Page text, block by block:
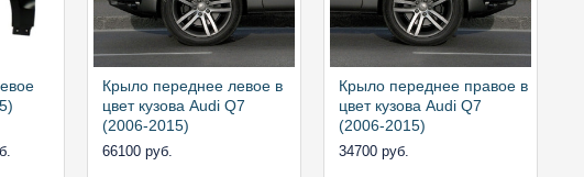
Крыло переднее левое в
цвет кузова Audi Q7
(2006-2015)
66100 руб.
Крыло переднее правое в
цвет кузова Audi Q7
(2006-2015)
34700 руб.